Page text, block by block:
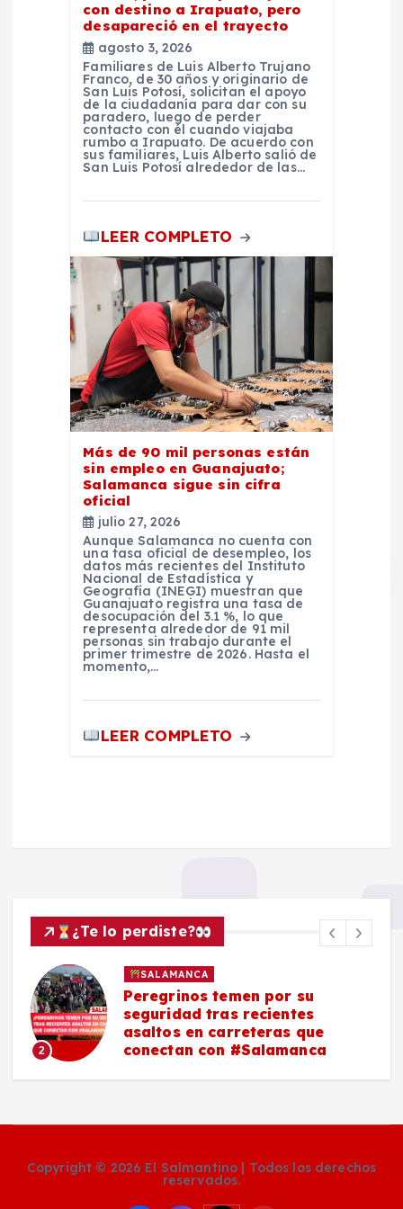
con destino a Irapuato, pero
desapareció en el trayecto
agosto 3, 2026
Familiares de Luis Alberto Trujano
Franco, de 30 años y originario de
San Luis Potosí, solicitan el apoyo
de la ciudadanía para dar con su
paradero, luego de perder
contacto con él cuando viajaba
rumbo a Irapuato. De acuerdo con
sus familiares, Luis Alberto salió de
San Luis Potosí alrededor de las…
LEER COMPLETO
Más de 90 mil personas están
sin empleo en Guanajuato;
Salamanca sigue sin cifra
oficial
julio 27, 2026
Aunque Salamanca no cuenta con
una tasa oficial de desempleo, los
datos más recientes del Instituto
Nacional de Estadística y
Geografía (INEGI) muestran que
Guanajuato registra una tasa de
desocupación del 3.1 %, lo que
representa alrededor de 91 mil
personas sin trabajo durante el
primer trimestre de 2026. Hasta el
momento,…
LEER COMPLETO
¿Te lo perdiste?
2
SALAMANCA
Peregrinos temen por su
seguridad tras recientes
asaltos en carreteras que
conectan con #Salamanca
Copyright © 2026 El Salmantino | Todos los derechos
reservados.